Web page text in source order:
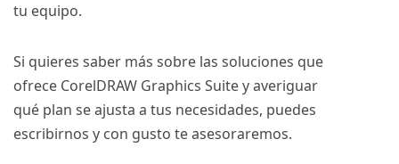
tu equipo.
Si quieres saber más sobre las soluciones que
ofrece CorelDRAW Graphics Suite y averiguar
qué plan se ajusta a tus necesidades, puedes
escribirnos y con gusto te asesoraremos.